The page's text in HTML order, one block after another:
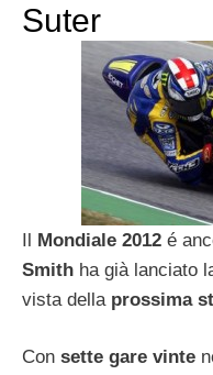
Suter
Il Mondiale 2012 é
Smith ha già lanciato
vista della prossima
Con sette gare vinte